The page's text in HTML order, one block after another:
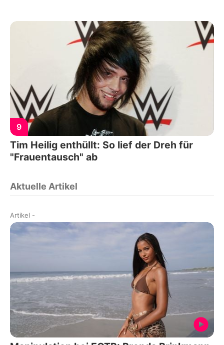
9
Tim Heilig enthüllt: So lief der Dreh für
"Frauentausch" ab
Aktuelle Artikel
Artikel -